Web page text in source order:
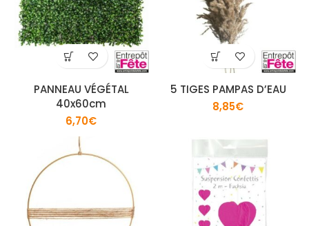
PANNEAU VÉGÉTAL
40x60cm
6,70€
5 TIGES PAMPAS D’EAU
8,85€